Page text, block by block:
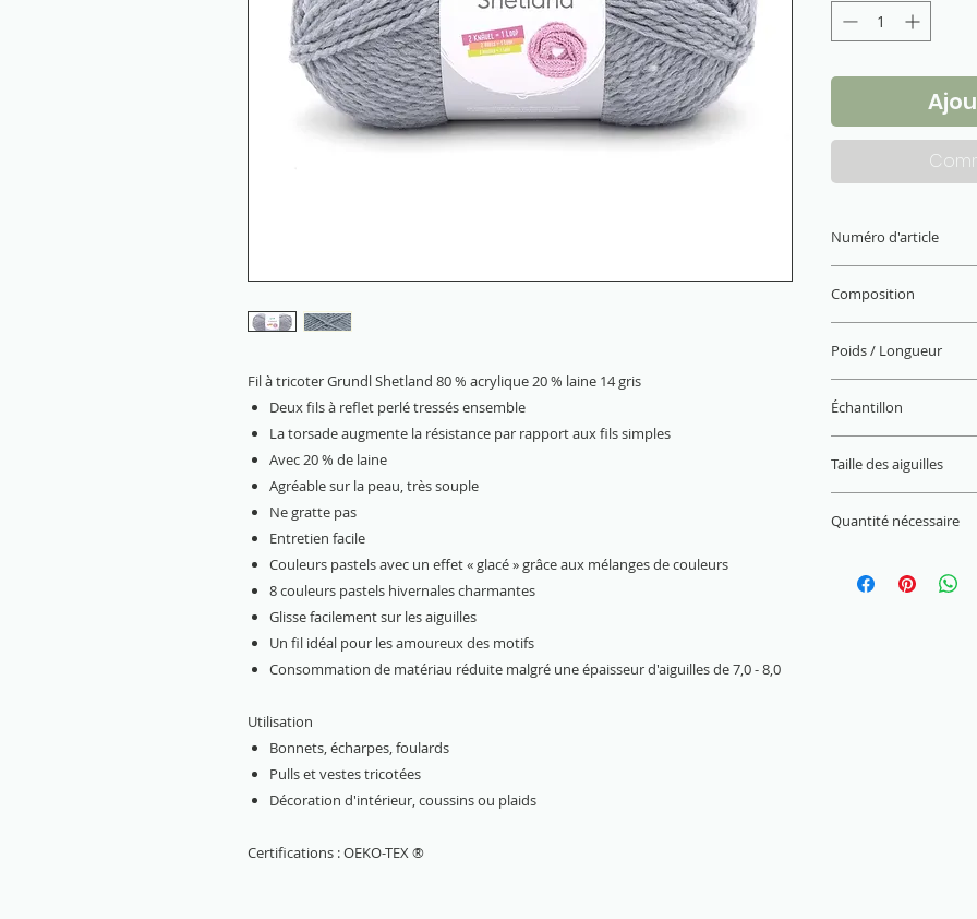
Fil à tricoter Grundl Shetland 80 % acrylique 20 % laine 14 gris
Deux fils à reflet perlé tressés ensemble
La torsade augmente la résistance par rapport aux fils simples
Avec 20 % de laine
Agréable sur la peau, très souple
Ne gratte pas
Entretien facile
Couleurs pastels avec un effet « glacé » grâce aux mélanges de couleurs
8 couleurs pastels hivernales charmantes
Glisse facilement sur les aiguilles
Un fil idéal pour les amoureux des motifs
Consommation de matériau réduite malgré une épaisseur d'aiguilles de 7,0 - 8,0
Utilisation
Bonnets, écharpes, foulards
Pulls et vestes tricotées
Décoration d'intérieur, coussins ou plaids
Certifications : OEKO-TEX ®
Numéro d'article
Composition
Poids / Longueur
Échantillon
Taille des aiguilles
Quantité nécessaire